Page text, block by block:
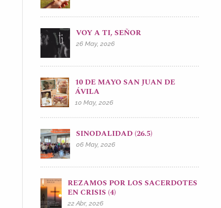
VOY A TI, SEÑOR
26 May, 2026
10 DE MAYO SAN JUAN DE
ÁVILA
10 May, 2026
SINODALIDAD (26.5)
06 May, 2026
REZAMOS POR LOS SACERDOTES
EN CRISIS (4)
22 Abr, 2026